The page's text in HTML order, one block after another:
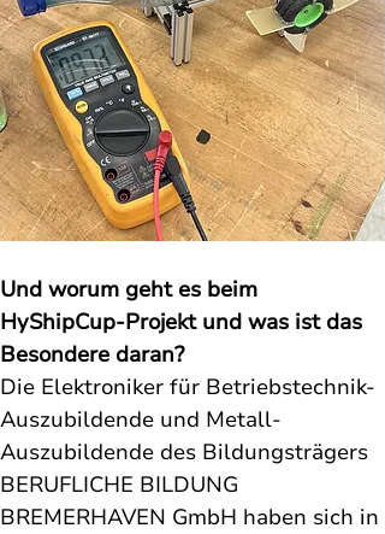
Und worum geht es beim
HyShipCup-Projekt und was ist das
Besondere daran?
Die Elektroniker für Betriebstechnik-
Auszubildende und Metall-
Auszubildende des Bildungsträgers
BERUFLICHE BILDUNG
BREMERHAVEN GmbH haben sich in